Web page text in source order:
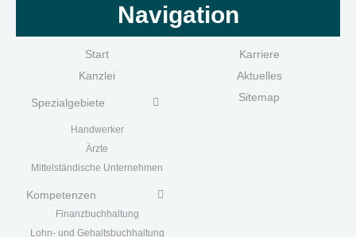
Navigation
Start
Kanzlei
Spezialgebiete
Handwerker
Ärzte
Mittelständische Unternehmen
Kompetenzen
Finanzbuchhaltung
Lohn- und Gehaltsbuchhaltung
Karriere
Aktuelles
Sitemap